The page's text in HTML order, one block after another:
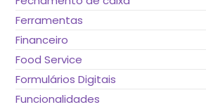
Ferramentas
Financeiro
Food Service
Formulários Digitais
Funcionalidades